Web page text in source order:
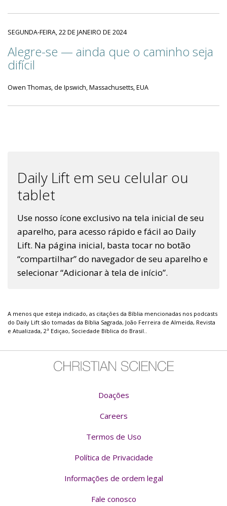
SEGUNDA-FEIRA, 22 DE JANEIRO DE 2024
Alegre-se — ainda que o caminho seja
difícil
Owen Thomas, de Ipswich, Massachusetts, EUA
Daily Lift em seu celular ou
tablet
Use nosso ícone exclusivo na tela inicial de seu
aparelho, para acesso rápido e fácil ao Daily
Lift. Na página inicial, basta tocar no botão
“compartilhar” do navegador de seu aparelho e
selecionar “Adicionar à tela de início”.
A menos que esteja indicado, as citações da Bíblia mencionadas nos podcasts
do Daily Lift são tomadas da Bíblia Sagrada, João Ferreira de Almeida, Revista
e Atualizada, 2ª Ediçao, Sociedade Bíblica do Brasil..
Doações
Careers
Termos de Uso
Política de Privacidade
Informações de ordem legal
Fale conosco